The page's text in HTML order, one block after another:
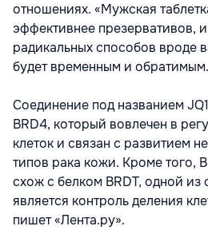
отношениях. «Мужская
эффективнее презервативов,
радикальных способов вроде
будет временным и обратимым.
Соединение под названием
BRD4, который вовлечен в
клеток и связан с развитием
типов рака кожи. Кроме того,
схож с белком BRDT, одной из
является контроль деления
пишет «Лента.ру».